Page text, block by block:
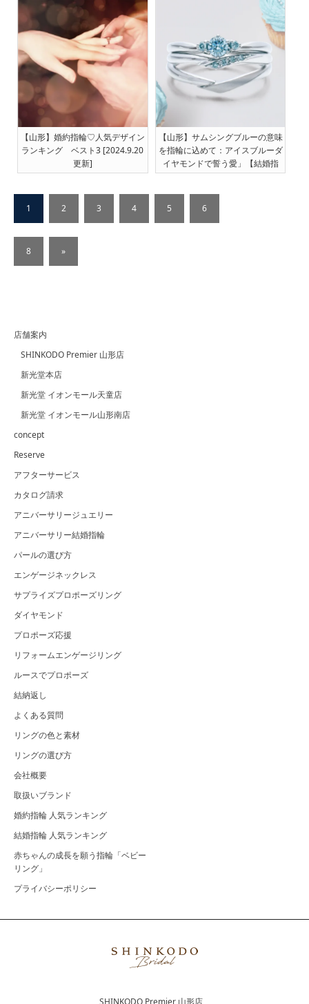
【山形】婚約指輪♡人気デザイン
ランキング ベスト3 [2024.9.20
更新]
【山形】サムシングブルーの意味
を指輪に込めて：アイスブルーダ
イヤモンドで誓う愛」【結婚指
輪】[2024.10.9更新]
1 2 3 4 5 6
8 »
店舗案内
SHINKODO Premier 山形店
新光堂本店
新光堂 イオンモール天童店
新光堂 イオンモール山形南店
concept
Reserve
アフターサービス
カタログ請求
アニバーサリージュエリー
アニバーサリー結婚指輪
パールの選び方
エンゲージネックレス
サプライズプロポーズリング
ダイヤモンド
プロポーズ応援
リフォームエンゲージリング
ルースでプロポーズ
結納返し
よくある質問
リングの色と素材
リングの選び方
会社概要
取扱いブランド
婚約指輪 人気ランキング
結婚指輪 人気ランキング
赤ちゃんの成長を願う指輪「ベビー
リング」
プライバシーポリシー